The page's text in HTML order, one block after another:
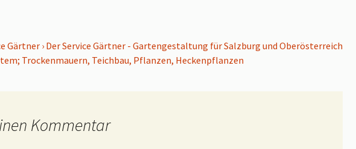
Gärtner › Der Service Gärtner - Gartengestaltung für Salzburg und Oberösterreich
Trockenmauern, Teichbau, Pflanzen, Heckenpflanzen
Kommentar